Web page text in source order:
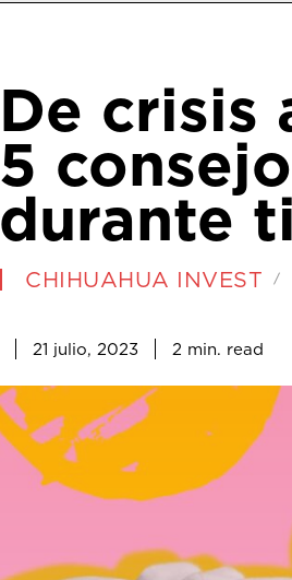
De crisis
5
durante
CHIHUAHUA INVEST
21 julio, 2023 2 min. read